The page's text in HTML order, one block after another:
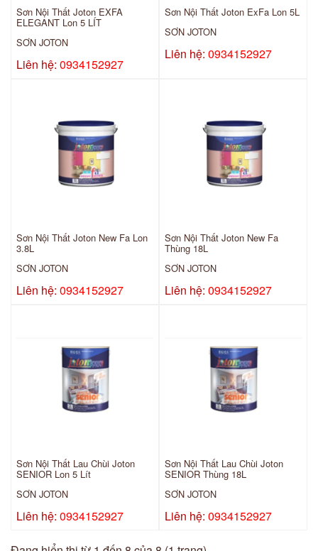
Sơn Nội Thất Joton EXFA
ELEGANT Lon 5 LÍT
SƠN JOTON
Liên hệ: 0934152927
Sơn Nội Thất Joton ExFa Lon 5L
SƠN JOTON
Liên hệ: 0934152927
Sơn Nội Thất Joton New Fa Lon
3.8L
SƠN JOTON
Liên hệ: 0934152927
Sơn Nội Thất Joton New Fa
Thùng 18L
SƠN JOTON
Liên hệ: 0934152927
Sơn Nội Thất Lau Chùi Joton
SENIOR Lon 5 Lít
SƠN JOTON
Liên hệ: 0934152927
Sơn Nội Thất Lau Chùi Joton
SENIOR Thùng 18L
SƠN JOTON
Liên hệ: 0934152927